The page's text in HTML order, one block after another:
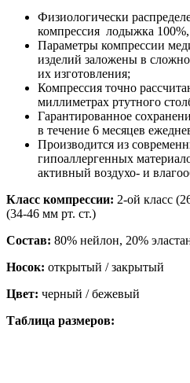
Физиологически
компрессия ­ лодыжка
Параметры компрессии
изделий заложены в
их изготовления;
Компрессия точно
миллиметрах ртутного
Гарантированное
в течение 6 месяцев
Производится из
гипоаллергенных
активный воздухо- и
Класс компрессии: 2-ой класс
(34-46 мм рт. ст.)
Состав: 80% нейлон, 20%
Носок: открытый / закрытый
Цвет: черный / бежевый
Таблица размеров: